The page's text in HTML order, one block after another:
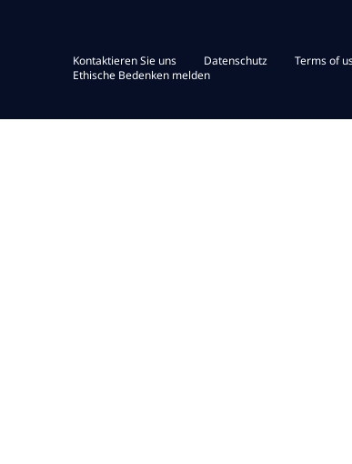
Kontaktieren Sie uns Datenschutz Terms of
Ethische Bedenken melden